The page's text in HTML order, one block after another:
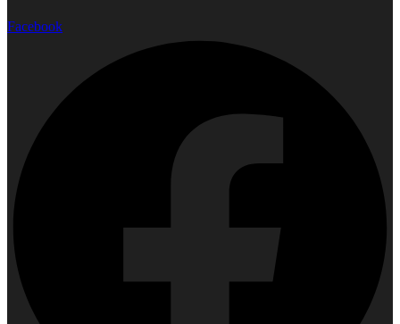
Facebook